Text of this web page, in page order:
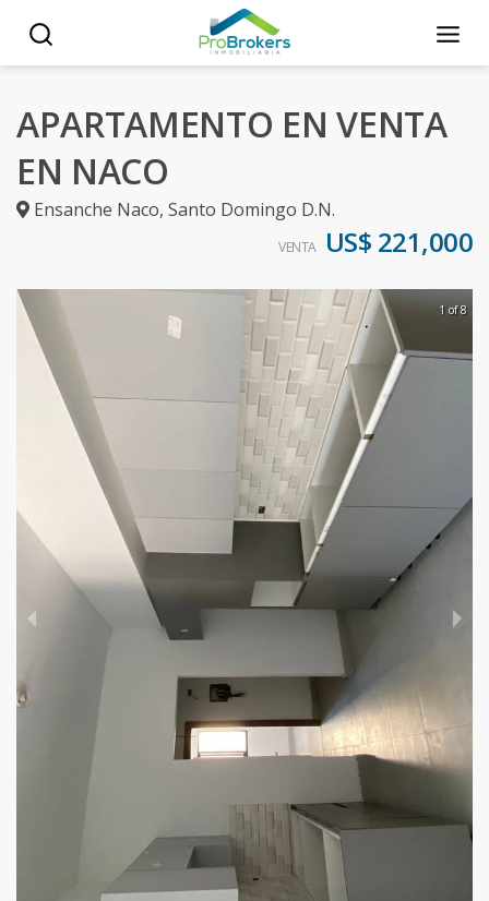
APARTAMENTO EN VENTA
EN NACO
Ensanche Naco, Santo Domingo D.N.
VENTA US$ 221,000
1 of 8